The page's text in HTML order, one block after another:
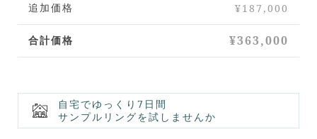
追加価格 ¥187,000
合計価格 ¥363,000
Lina
自宅でゆっくり7日間
サンプルリングを試しませんか